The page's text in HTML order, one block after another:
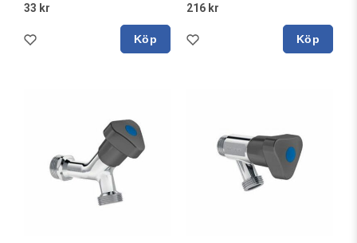
33 kr
Köp
216 kr
Köp